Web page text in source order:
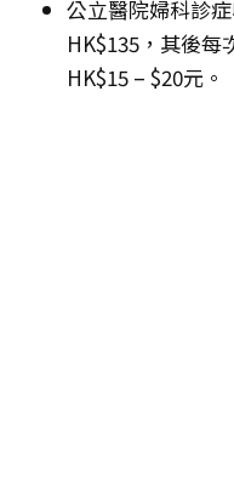
公立醫院婦科診
HK$135，其後每
HK$15 – $20元。